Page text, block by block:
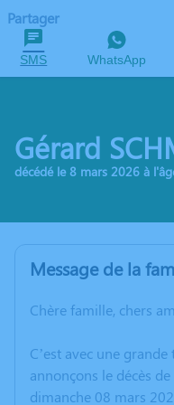
Partager
SMS WhatsApp
Gérard
décédé le 8 mars 2026 à
Message de la
Chère famille, chers
C’est avec une
annonçons le décès
dimanche 08 mars